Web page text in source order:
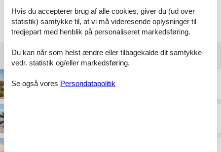
Vælg mellem 29 sommerhuse
Destinationer under Nordjylland
Blokhus
Hvis du accepterer brug af alle cookies, giver du (ud over
statistik) samtykke til, at vi må videresende oplysninger til
tredjepart med henblik på personaliseret markedsføring.
Du kan når som helst ændre eller tilbagekalde dit samtykke
vedr. statistik og/eller markedsføring.
Se også vores Persondatapolitik